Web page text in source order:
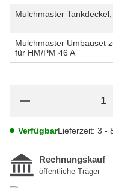
Mulchmaster
Mulchmaster Umbauset
für HM/PM 46 A
VerfügbarLieferzeit: 3 -